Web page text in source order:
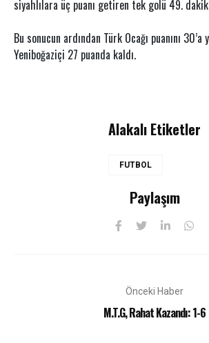
siyahlılara üç puanı getiren tek golü 49.
Bu sonucun ardından Türk Ocağı puanını
Yeniboğaziçi 27 puanda kaldı.
Alakalı Etiketler
FUTBOL
Paylaşım
Önceki Haber
M.T.G, Rahat Kazandı: 1-6